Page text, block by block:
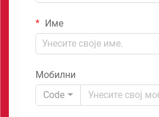
Име
Мобилни
Code